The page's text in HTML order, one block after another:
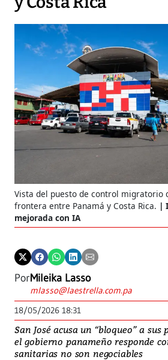
Vista del puesto de control migratorio
frontera entre Panamá y Costa Rica.
mejorada con IA
PorMileika Lasso
mlasso@laestrella.com.pa
18/05/2026 18:31
San José acusa un “bloqueo” a
el gobierno panameño responde
sanitarias no son negociables